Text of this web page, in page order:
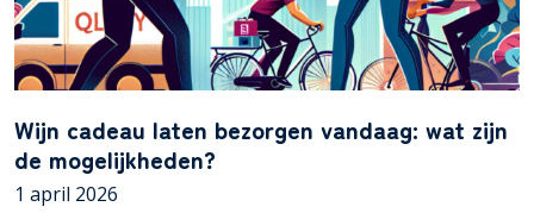
Wijn cadeau laten bezorgen vandaag: wat zijn
de mogelijkheden?
1 april 2026